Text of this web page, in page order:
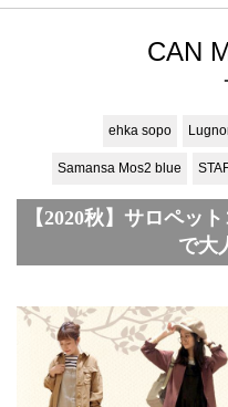
CAN
ehka sopo
Samansa Mos2 blue
【2020秋】サロペッ
で大